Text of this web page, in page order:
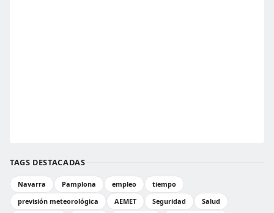
TAGS DESTACADAS
Navarra Pamplona empleo
tiempo
previsión meteorológica
AEMET Seguridad
Salud